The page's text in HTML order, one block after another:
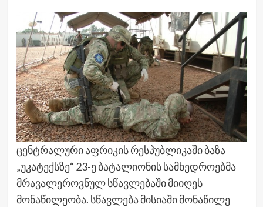
ცენტრალური აფრიკის რესპუბლიკაში ბაზა
„უკატექსზე“ 23-ე ბატალიონის სამხედროებმა
მრავალეროვნულ სწავლებაში მიიღეს
მონაწილეობა. სწავლება მისიაში მონაწილე